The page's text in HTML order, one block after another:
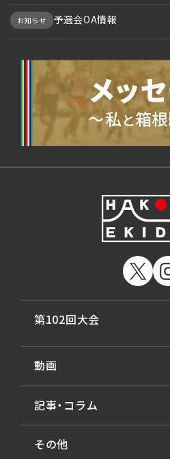
お知らせ 予選会OA情報
第102回大会
動画
記事・コラム
その他